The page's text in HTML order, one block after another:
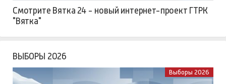
Смотрите Вятка 24 - новый интернет-проект ГТРК
"Вятка"
ВЫБОРЫ 2026
Выборы 2026